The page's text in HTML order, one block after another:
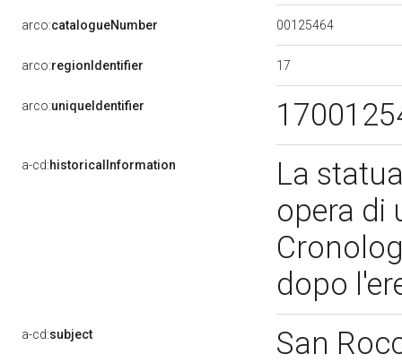
arco:catalogueNumber 00125464
arco:regionIdentifier 17
arco:uniqueIdentifier
a-cd:historicalInformation
La
opera di
dopo
a-cd:subject San